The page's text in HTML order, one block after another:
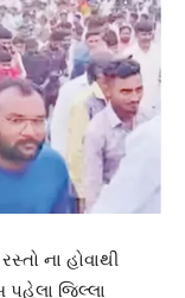
ના હોવાથી
જિલ્લા